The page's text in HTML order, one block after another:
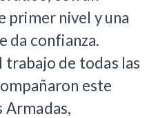
primer nivel y una
da confianza.
de todas las
este
Armadas,